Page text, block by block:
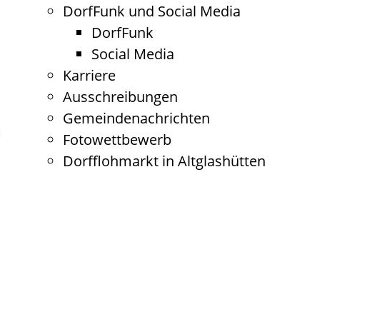
DorfFunk und Social Media
DorfFunk
Social Media
Karriere
Ausschreibungen
Gemeindenachrichten
Fotowettbewerb
Dorfflohmarkt in Altglashütten